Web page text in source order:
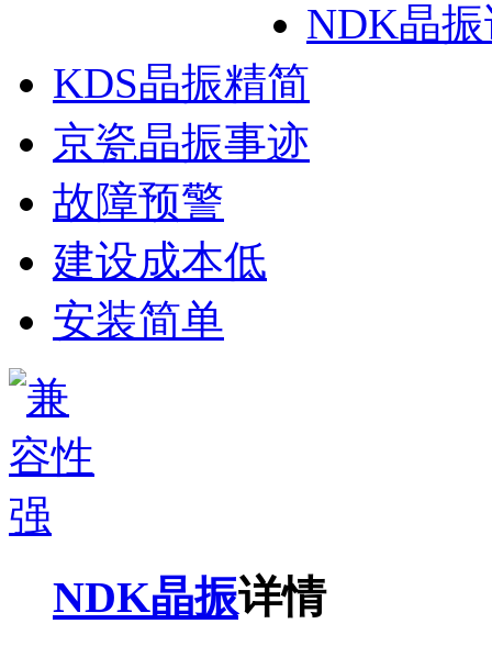
NDK晶
KDS晶振精简
京瓷晶振事迹
故障预警
建设成本低
安装简单
NDK晶振详情